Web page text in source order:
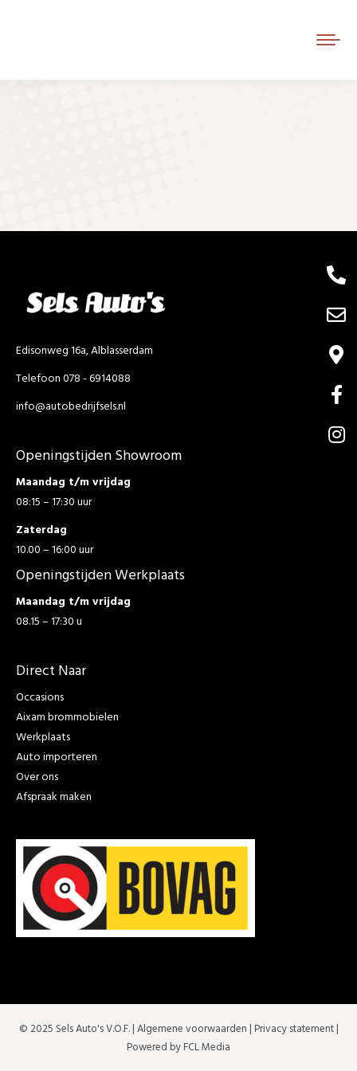
Edisonweg 16a, Alblasserdam
Telefoon 078 - 6914088
info@autobedrijfsels.nl
Openingstijden Showroom
Maandag t/m vrijdag
08:15 – 17:30 uur
Zaterdag
10.00 – 16:00 uur
Openingstijden Werkplaats
Maandag t/m vrijdag
08.15 – 17:30 u
Direct Naar
Occasions
Aixam brommobielen
Werkplaats
Auto importeren
Over ons
Afspraak maken
© 2025 Sels Auto's V.O.F. |Algemene voorwaarden | Privacy statement|
Powered by FCL Media